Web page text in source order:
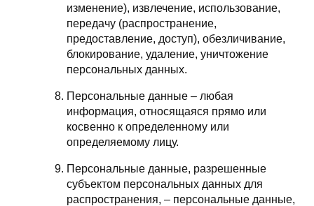
изменение), извлечение, использование,
передачу (распространение,
предоставление, доступ), обезличивание,
блокирование, удаление, уничтожение
персональных данных.
Персональные данные – любая
информация, относящаяся прямо или
косвенно к определенному или
определяемому лицу.
Персональные данные, разрешенные
субъектом персональных данных для
распространения, – персональные данные,